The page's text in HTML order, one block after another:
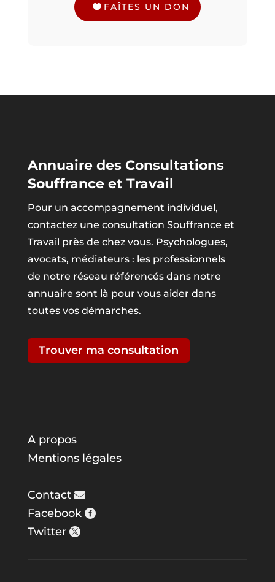
FAÎTES UN DON
Annuaire des Consultations
Souffrance et Travail
Pour un accompagnement individuel,
contactez une consultation Souffrance et
Travail près de chez vous. Psychologues,
avocats, médiateurs : les professionnels
de notre réseau référencés dans notre
annuaire sont là pour vous aider dans
toutes vos démarches.
Trouver ma consultation
A propos
Mentions légales
Contact
Facebook
Twitter